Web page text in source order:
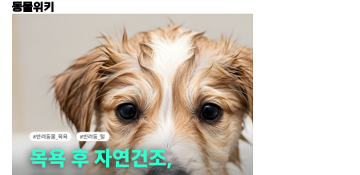
동물위키